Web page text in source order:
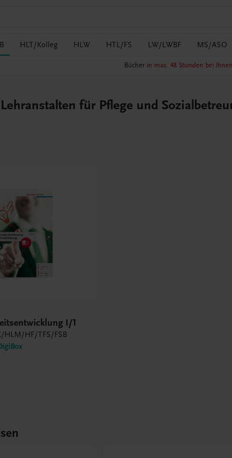
HLT/Kolleg HLW HTL/FS LW/LWBF MS/ASO
Bücher in max. 48 Stunden bei
für Pflege und
I/1
HLM/HF/TFS/FSB